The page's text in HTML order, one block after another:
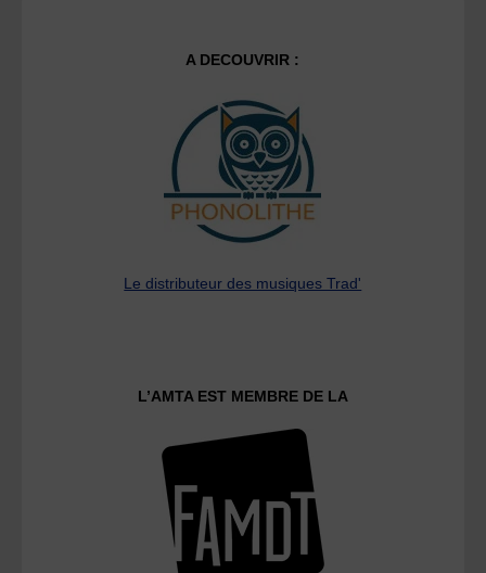
A DECOUVRIR :
Le distributeur des musiques Trad'
L’AMTA EST MEMBRE DE LA